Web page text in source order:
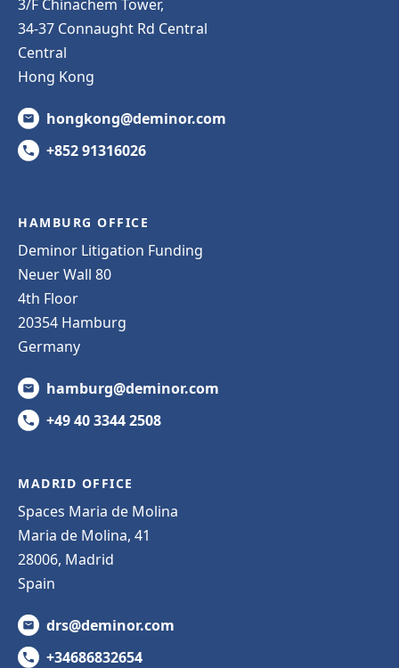
3/F Chinachem Tower,
34-37 Connaught Rd Central
Central
Hong Kong
hongkong@deminor.com
+852 91316026
HAMBURG OFFICE
Deminor Litigation Funding
Neuer Wall 80
4th Floor
20354 Hamburg
Germany
hamburg@deminor.com
+49 40 3344 2508
MADRID OFFICE
Spaces Maria de Molina
Maria de Molina, 41
28006, Madrid
Spain
drs@deminor.com
+34686832654